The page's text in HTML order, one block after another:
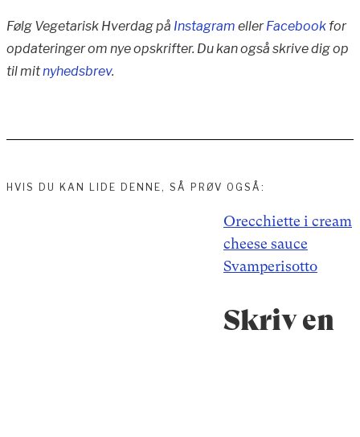
Følg Vegetarisk Hverdag på Instagram ellerFacebook for
opdateringer om nye opskrifter. Du kan også skrive dig op
til mitnyhedsbrev.
HVIS DU KAN LIDE DENNE, SÅ PRØV OGSÅ:
IndlægsnavigationOrecchiette i cream
cheese sauce
Svamperisotto
Skriv en